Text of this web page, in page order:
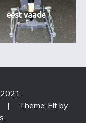
eest vaade
|
Theme: Elf by
.